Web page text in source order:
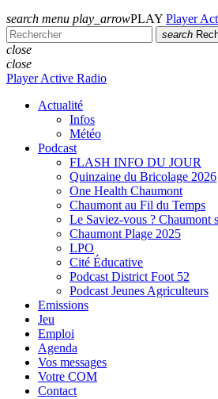
search menu play_arrowPLAY Player
search
close
close
Player Active Radio
Actualité
Infos
Météo
Podcast
FLASH INFO DU JOUR
Quinzaine du Bricolage 2026
One Health Chaumont
Chaumont au Fil du Temps
Le Saviez-vous ? Chaumont
Chaumont Plage 2025
LPO
Cité Éducative
Podcast District Foot 52
Podcast Jeunes Agriculteurs
Emissions
Jeu
Emploi
Agenda
Vos messages
Votre COM
Contact